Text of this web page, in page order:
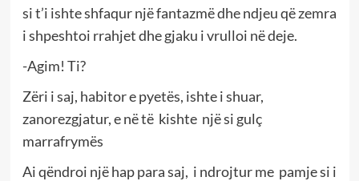
si t’i ishte shfaqur një fantazmë dhe ndjeu që zemra
i shpeshtoi rrahjet dhe gjaku i vrulloi në deje.
-Agim! Ti?
Zëri i saj, habitor e pyetës, ishte i shuar,
zanorezgjatur, e në të kishte një si gulç
marrafrymës
Ai qëndroi një hap para saj, i ndrojtur me pamje si i